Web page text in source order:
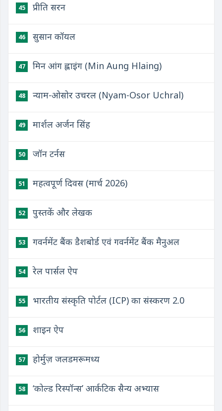
45 प्रीति सरन
46 सुसान कॉयल
47 मिन आंग ह्लाइंग (Min Aung Hlaing)
48 न्याम-ओसोर उचरल (Nyam-Osor Uchral)
49 मार्शल अर्जन सिंह
50 जॉन टर्नस
51 महत्वपूर्ण दिवस (मार्च 2026)
52 पुस्तकें और लेखक
53 गवर्नमेंट बैंक डैशबोर्ड एवं गवर्नमेंट बैंक मैनुअल
54 रेल पार्सल ऐप
55 भारतीय संस्कृति पोर्टल (ICP) का संस्करण 2.0
56 शाइन ऐप
57 होर्मुज़ जलडमरूमध्य
58 ‘कोल्ड रिस्पॉन्स’ आर्कटिक सैन्य अभ्यास